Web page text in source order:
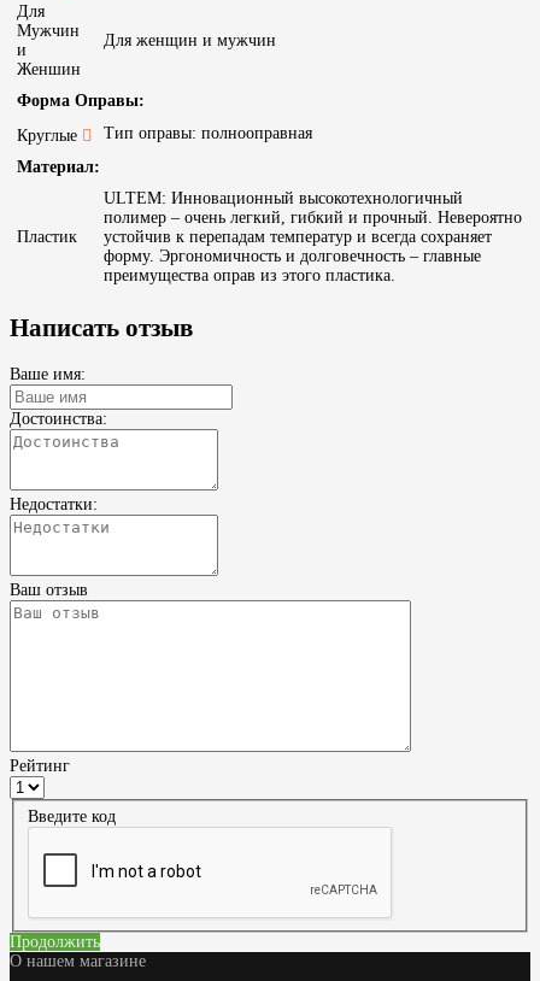
Для
Мужчин
и
Женшин
Для женщин и мужчин
Форма Оправы:
Круглые
Тип оправы: полнооправная
Материал:
Пластик
ULTEM: Инновационный высокотехнологичный
полимер – очень легкий, гибкий и прочный. Невероятно
устойчив к перепадам температур и всегда сохраняет
форму. Эргономичность и долговечность – главные
преимущества оправ из этого пластика.
Написать отзыв
Ваше имя:
Достоинства:
Недостатки:
Ваш отзыв
Рейтинг
Введите код
Продолжить
О нашем магазине